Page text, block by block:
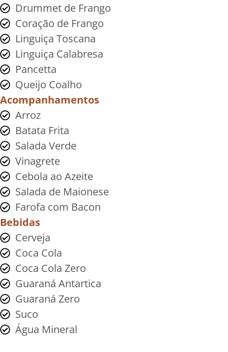
Drummet de Frango
Coração de Frango
Linguiça Toscana
Linguiça Calabresa
Pancetta
Queijo Coalho
Acompanhamentos
Arroz
Batata Frita
Salada Verde
Vinagrete
Cebola ao Azeite
Salada de Maionese
Farofa com Bacon
Bebidas
Cerveja
Coca Cola
Coca Cola Zero
Guaraná Antartica
Guaraná Zero
Suco
Água Mineral